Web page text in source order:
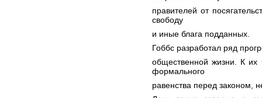
правителей от
свободу
и иные блага подданных.
Гоббс разработал ряд
общественной жизни. К их
формального
равенства перед законом,